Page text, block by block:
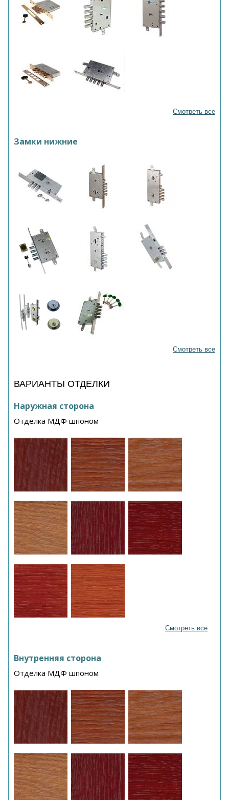
Смотреть все
Замки нижние
Смотреть все
ВАРИАНТЫ ОТДЕЛКИ
Наружная сторона
Отделка МДФ шпоном
Смотреть все
Внутренняя сторона
Отделка МДФ шпоном